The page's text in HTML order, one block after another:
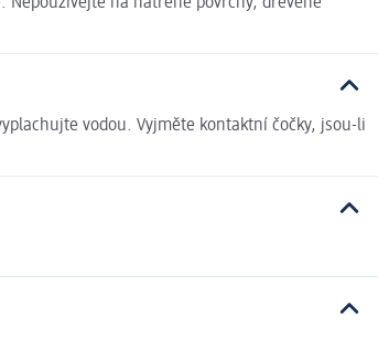
na natřené povrchy, dřevěné
vodou. Vyjměte kontaktní čočky, jsou-li